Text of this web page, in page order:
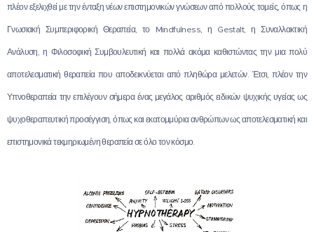
πλέον εξελιχθεί με την ένταξη νέων επιστημονικών γνώσεων από πολλούς τομείς, όπως η
Γνωσιακή Συμπεριφορική Θεραπεία, το Mindfulness, η Gestalt, η Συναλλακτική
Ανάλυση, η Φιλοσοφική Συμβουλευτική και πολλά ακόμα καθιστώντας την μια πολύ
αποτελεσματική θεραπεία που αποδεικνύεται από πληθώρα μελετών. Έτσι, πλέον την
Υπνοθεραπεία την επιλέγουν σήμερα ένας μεγάλος αριθμός ειδικών ψυχικής υγείας ως
ψυχοθεραπευτική προσέγγιση, όπως και εκατομμύρια ανθρώπων ως αποτελεσματική και
επιστημονικά τεκμηριωμένη θεραπεία σε όλο τον κόσμο.